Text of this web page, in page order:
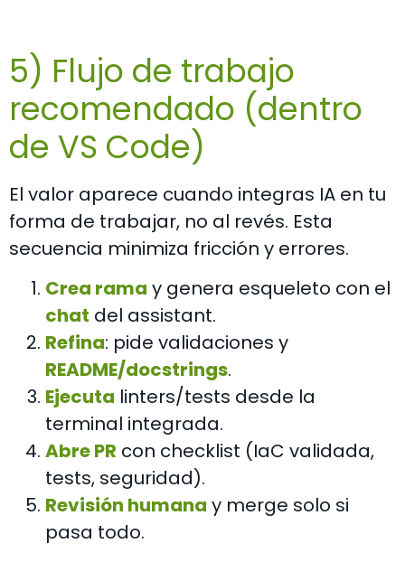
5) Flujo de trabajo
recomendado (dentro
de VS Code)
El valor aparece cuando integras IA en tu
forma de trabajar, no al revés. Esta
secuencia minimiza fricción y errores.
Crea rama y genera esqueleto con el
chat del assistant.
Refina: pide validaciones y
README/docstrings.
Ejecuta linters/tests desde la
terminal integrada.
Abre PR con checklist (IaC validada,
tests, seguridad).
Revisión humana y merge solo si
pasa todo.